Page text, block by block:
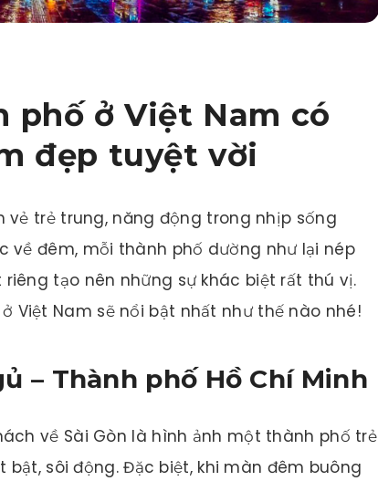
phố ở Việt Nam có
đẹp tuyệt vời
vẻ trẻ trung, năng động trong nhịp sống
về đêm, mỗi thành phố dường như lại nép
tạo nên những sự khác biệt rất thú vị.
Việt Nam sẽ nổi bật nhất như thế nào nhé!
– Thành phố Hồ Chí Minh
về Sài Gòn là hình ảnh một thành phố trẻ
sôi động. Đặc biệt, khi màn đêm buông